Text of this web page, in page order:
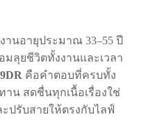
นอายุประมาณ 33–55 ปี
ลุยชีวิตทั้งงานและเวลา
คือคำตอบที่ครบทั้ง
น สดชื่นทุกเนื้อเรื่องใช่
ปรับสายให้ตรงกับไลฟ์